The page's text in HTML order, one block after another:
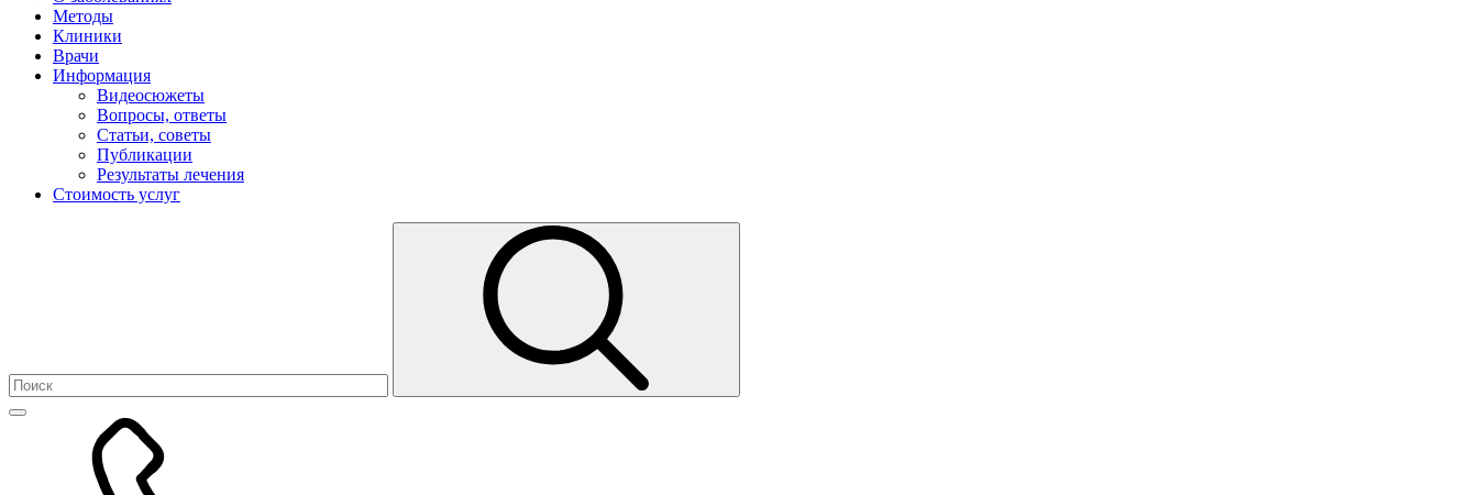
Методы
Клиники
Врачи
Информация
Видеосюжеты
Вопросы, ответы
Статьи, советы
Публикации
Результаты лечения
Стоимость услуг